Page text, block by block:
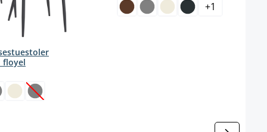
floyel
(Dette alternativet er foreløpig ikke tilgjengelig.)
+1